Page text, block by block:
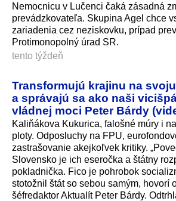
Nemocnicu v Lučenci čaká zásadná
prevádzkovateľa. Skupina Agel chce
zariadenia cez neziskovku, prípad
Protimonopolný úrad SR.
tento týždeň
Transformujú krajinu na
a správajú sa ako naši
vládnej moci Peter Bárdy
Kaliňákova Kukurica, falošné múry i
ploty. Odposluchy na FPU,
zastrašovanie akejkoľvek kritiky.
Slovensko je ich eseročka a štátny
pokladnička. Fico je pohrobok
stotožnil štát so sebou samým, hovorí
šéfredaktor Aktualít Peter Bárdy.